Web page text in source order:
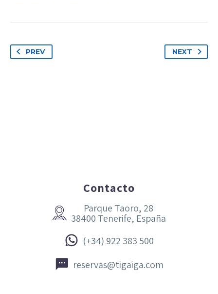
PREV NEXT
Contacto


Parque Taoro, 28
38400 Tenerife, España

 (+34) 922 383 500

 reservas@tigaiga.com